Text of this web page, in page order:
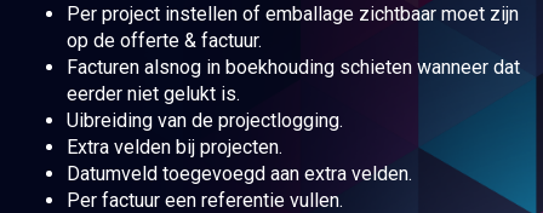
Per project instellen of emballage zichtbaar moet zijn
op de offerte & factuur.
Facturen alsnog in boekhouding schieten wanneer dat
eerder niet gelukt is.
Uibreiding van de projectlogging.
Extra velden bij projecten.
Datumveld toegevoegd aan extra velden.
Per factuur een referentie vullen.